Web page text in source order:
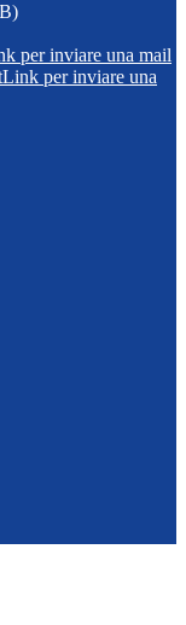
per inviare una mail
Link per inviare una